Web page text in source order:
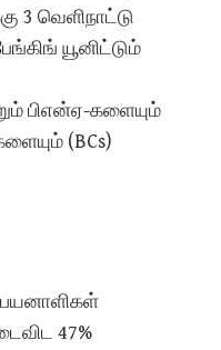
3 வெளிநாட்டு
யூனிட்டும்
பிஎன்ஏ-களையும்
(BCs)
47%